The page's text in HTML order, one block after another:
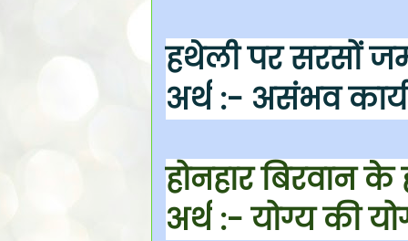
हथेली पर सरसों
अर्थ :- असंभव
होनहार बिरवान
अर्थ :- योग्य की